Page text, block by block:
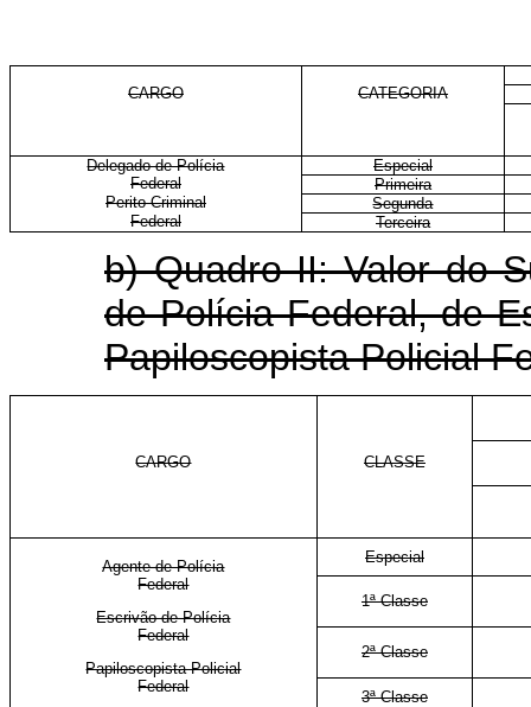
CARGO CATEGORIA
Delegado de Polícia
Especial
Federal
Primeira
Perito Criminal
Segunda
Federal
Terceira
b) Quadro II: Valor do
de Polícia Federal, de
Papiloscopista Policial
CARGO CLASSE
Agente de Polícia
Especial
Federal
Escrivão de Polícia
1ª Classe
Federal
Papiloscopista Policial
2ª Classe
Federal
3ª Classe